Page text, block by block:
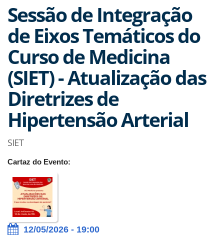
Sessão de Integração
de Eixos Temáticos do
Curso de Medicina
(SIET) - Atualização das
Diretrizes de
Hipertensão Arterial
SIET
Cartaz do Evento:
12/05/2026 - 19:00